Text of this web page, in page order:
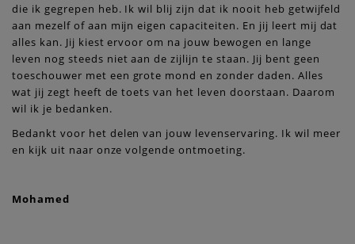
die ik gegrepen heb. Ik wil blij zijn dat ik nooit heb getwijfeld
aan mezelf of aan mijn eigen capaciteiten. En jij leert mij dat
alles kan. Jij kiest ervoor om na jouw bewogen en lange
leven nog steeds niet aan de zijlijn te staan. Jij bent geen
toeschouwer met een grote mond en zonder daden. Alles
wat jij zegt heeft de toets van het leven doorstaan. Daarom
wil ik je bedanken.
Bedankt voor het delen van jouw levenservaring. Ik wil meer
en kijk uit naar onze volgende ontmoeting.
Mohamed